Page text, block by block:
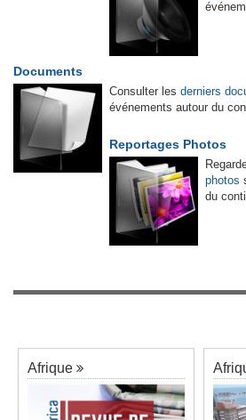
Documents
Consulter les derniers
événements autour du
Reportages Photos
photos
du
Afrique